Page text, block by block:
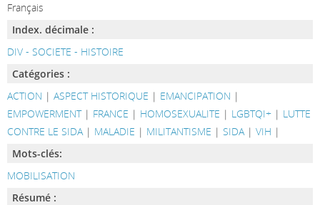
Français
Index. décimale :
DIV - SOCIETE - HISTOIRE
Catégories :
ACTION | ASPECT HISTORIQUE | EMANCIPATION |
EMPOWERMENT| FRANCE | HOMOSEXUALITE | LGBTQI+| LUTTE
CONTRE LE SIDA| MALADIE | MILITANTISME | SIDA| VIH |
Mots-clés:
MOBILISATION
Résumé :